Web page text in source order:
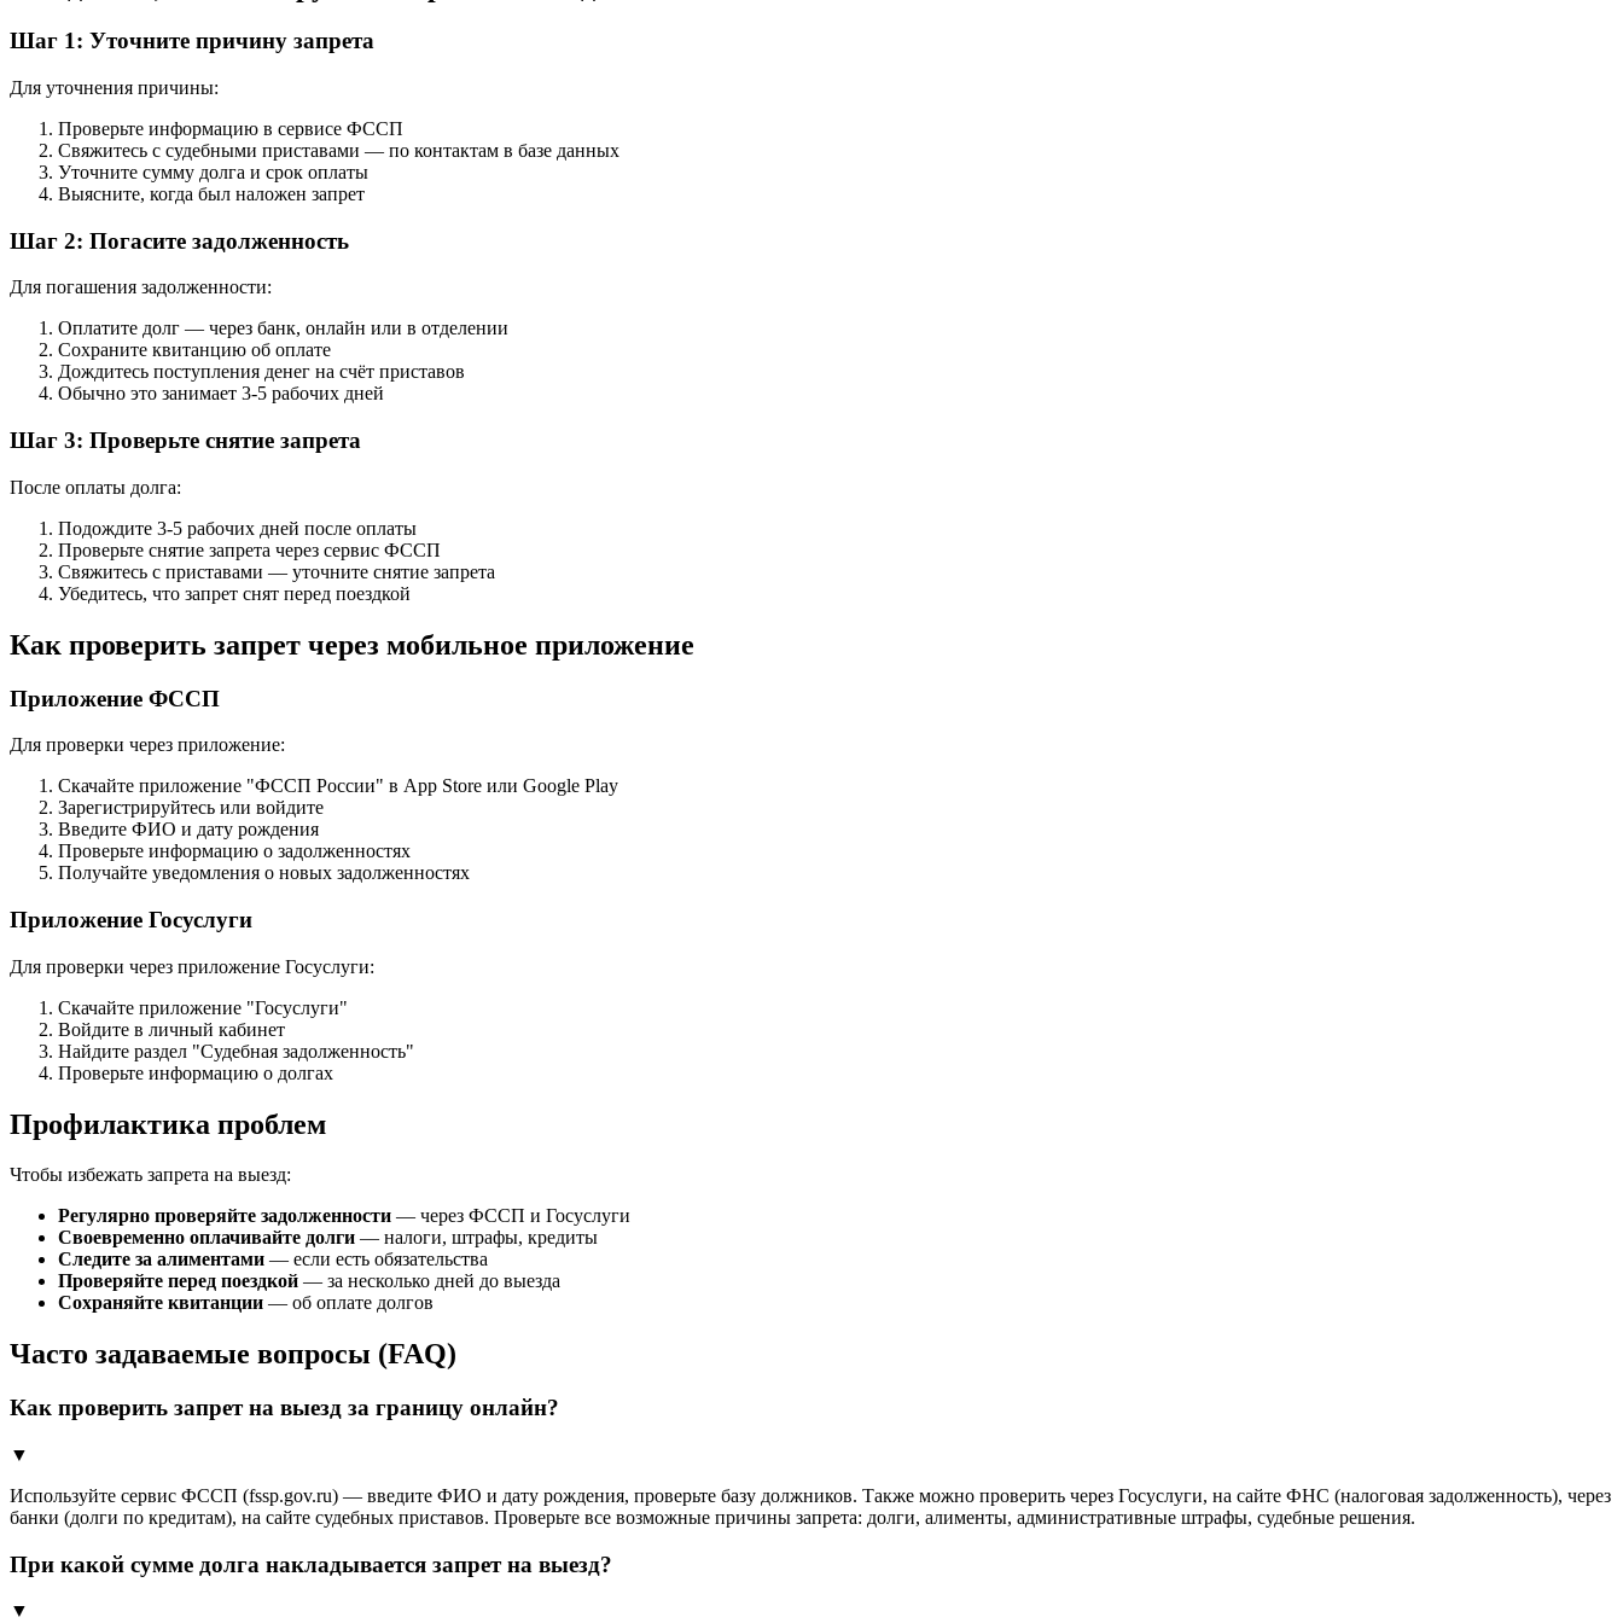
Шаг 1: Уточните причину запрета
Для уточнения причины:
Проверьте информацию в сервисе ФССП
Свяжитесь с судебными приставами — по контактам в базе данных
Уточните сумму долга и срок оплаты
Выясните, когда был наложен запрет
Шаг 2: Погасите задолженность
Для погашения задолженности:
Оплатите долг — через банк, онлайн или в отделении
Сохраните квитанцию об оплате
Дождитесь поступления денег на счёт приставов
Обычно это занимает 3-5 рабочих дней
Шаг 3: Проверьте снятие запрета
После оплаты долга:
Подождите 3-5 рабочих дней после оплаты
Проверьте снятие запрета через сервис ФССП
Свяжитесь с приставами — уточните снятие запрета
Убедитесь, что запрет снят перед поездкой
Как проверить запрет через мобильное приложение
Приложение ФССП
Для проверки через приложение:
Скачайте приложение "ФССП России" в App Store или Google Play
Зарегистрируйтесь или войдите
Введите ФИО и дату рождения
Проверьте информацию о задолженностях
Получайте уведомления о новых задолженностях
Приложение Госуслуги
Для проверки через приложение Госуслуги:
Скачайте приложение "Госуслуги"
Войдите в личный кабинет
Найдите раздел "Судебная задолженность"
Проверьте информацию о долгах
Профилактика проблем
Чтобы избежать запрета на выезд:
Регулярно проверяйте задолженности — через ФССП и Госуслуги
Своевременно оплачивайте долги — налоги, штрафы, кредиты
Следите за алиментами — если есть обязательства
Проверяйте перед поездкой — за несколько дней до выезда
Сохраняйте квитанции — об оплате долгов
Часто задаваемые вопросы (FAQ)
Как проверить запрет на выезд за границу онлайн?
▼
Используйте сервис ФССП (fssp.gov.ru) — введите ФИО и дату рождения, проверьте базу должников. Также можно проверить через Госуслуги, на сайте ФНС (налоговая задолженность), через
банки (долги по кредитам), на сайте судебных приставов. Проверьте все возможные причины запрета: долги, алименты, административные штрафы, судебные решения.
При какой сумме долга накладывается запрет на выезд?
▼